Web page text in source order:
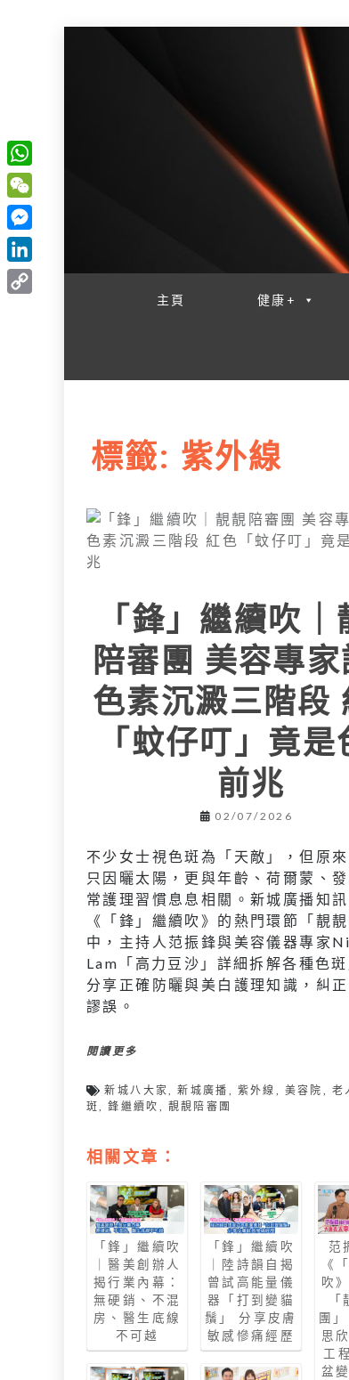
主頁 健康+
標籤: 紫外線
「鋒」繼續吹
陪審團 美容專
色素沉澱三階段
「蚊仔叮」竟是
前兆
02/07/2026
不少女士視色斑為「天敵」，但原
只因曬太陽，更與年齡、荷爾蒙、
常護理習慣息息相關。新城廣播知訊
《「鋒」繼續吹》的熱門環節「靚靚
中，主持人范振鋒與美容儀器專家
Lam「高力豆沙」詳細拆解各種色
分享正確防曬與美白護理知識，糾
謬誤。
閱讀更多
新城八大家,新城廣播 , 紫外線 , 美容院 , 老
斑,鋒繼續吹 , 靚靚陪審團
相關文章：
「鋒」繼續吹
｜醫美創辦人
揭行業內幕：
無硬銷、不混
房、醫生底線
不可越
「鋒」繼續吹
｜陸詩韻自揭
曾試高能量儀
器「打到變貓
鬚」 分享皮膚
敏感慘痛經歷
范
《
吹
團
思
工
盆
W
h
a
t
s
W
e
C
h
M
e
s
L
i